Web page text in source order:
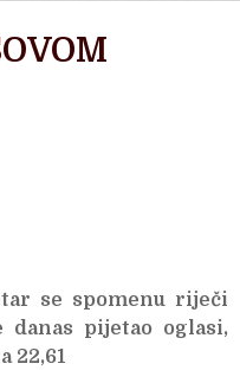
se spomenu riječi
pijetao oglasi,
22,61